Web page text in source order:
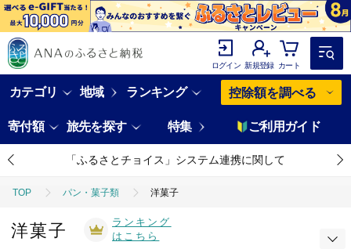
ログイン 新規登録 カート
カテゴリ 地域 ランキング 控除額を調べる
寄付額 旅先を探す 特集 ご利用ガイド
「ふるさとチョイス」システム連携に関して
TOP パン・菓子類 洋菓子
洋菓子
ランキング
はこちら